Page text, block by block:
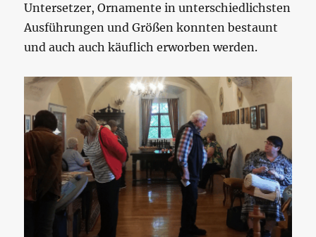
Untersetzer, Ornamente in unterschiedlichsten
Ausführungen und Größen konnten bestaunt
und auch auch käuflich erworben werden.